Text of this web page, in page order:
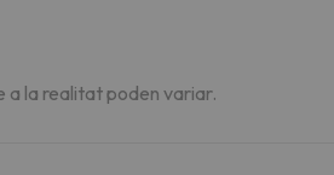
a la realitat poden variar.